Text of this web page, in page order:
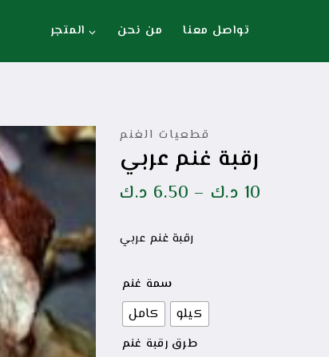
المتجر من نحن تواصل معنا
قطعيات الغنم
رقبة غنم عربي
6.50 د.ك – 10 د.ك
رقبة غنم عربي
سمة غنم
كامل كيلو
طرق رقبة غنم